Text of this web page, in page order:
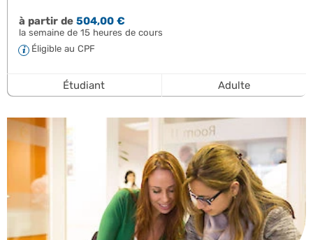
à partir de504,00 €
la semaine de 15 heures de cours
Éligible au CPF
Étudiant Adulte